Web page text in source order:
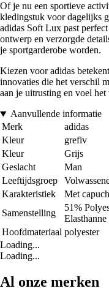
Of je nu een sportieve
kledingstuk voor dagelijks
adidas Soft Lux past
ontwerp en verzorgde
je sportgarderobe worden.
Kiezen voor adidas
innovaties die het verschil
aan je uitrusting en voel
Aanvullende informatie
Merk
adidas
Kleur
grefiv
Kleur
Grijs
Geslacht
Man
Leeftijdsgroep
Karakteristiek
Met
Samenstelling
51%
Elasthanne
Hoofdmateriaal polyester
Loading...
Loading...
Al onze merken